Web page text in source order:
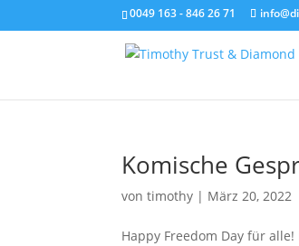
0049 163 - 846 26 71
Komische
vontimothy | März 20, 2022
Happy Freedom Day für